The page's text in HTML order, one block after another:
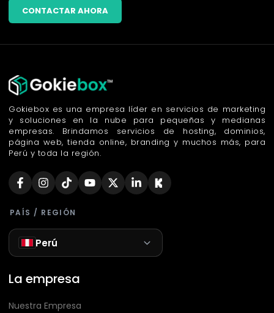
CONTACTAR AHORA
Gokiebox es una empresa líder en servicios de marketing
y soluciones en la nube para pequeñas y medianas
empresas. Brindamos servicios de hosting, dominios,
página web, tienda online, branding y muchos más, para
Perú y toda la región.
PAÍS / REGIÓN
Perú
La empresa
Nuestra Empresa